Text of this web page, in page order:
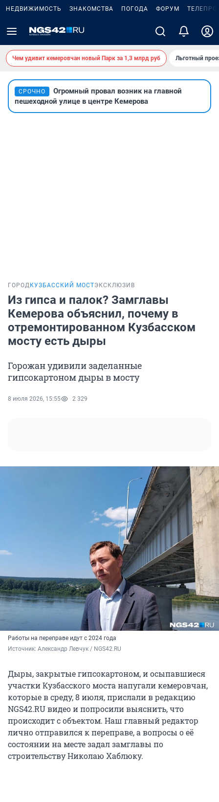
НЕДВИЖИМОСТЬ ЗНАКОМСТВА ПОГОДА ФОРУМ
Чем удивит кемеровчан новый Парк за 1,3 млрд руб Льготный
СРОЧНО
Огромный провал возник на главной
пешеходной улице в центре Кемерова
ГОРОД КУЗБАССКИЙ МОСТЭКСКЛЮЗИВ
Из гипса и палок? Замглавы
Кемерова объяснил, почему в
отремонтированном Кузбасском
мосту есть дыры
Горожан удивили заделанные
гипсокартоном дыры в мосту
8 июля 2026, 15:55 2 329
Работы на переправе идут с 2024 года
Источник: Александр Левчук / NGS42.RU
Дыры, закрытые гипсокартоном, и осыпавшиеся
участки Кузбасского моста напугали кемеровчан,
которые в среду, 8 июля, прислали в редакцию
NGS42.RU видео и попросили выяснить, что
происходит с объектом. Наш главный редактор
лично отправился к переправе, а вопросы о её
состоянии на месте задал замглавы по
строительству Николаю Хаблюку.